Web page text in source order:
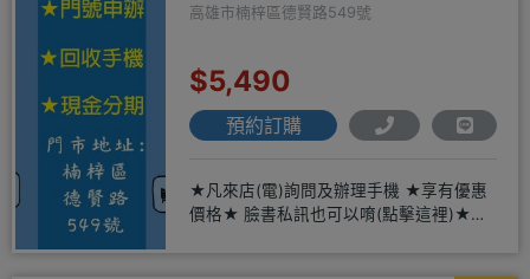
高雄市楠梓區德賢路549號
$5,490
預約訂購
★凡來店(電)詢問及辦理手機 ★享有優惠
價格★ 臉書私訊也可以唷(點擊這裡)★免